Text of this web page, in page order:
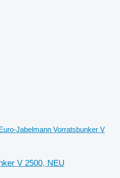
Jabelmann Vorratsbunker V
V 2500, NEU